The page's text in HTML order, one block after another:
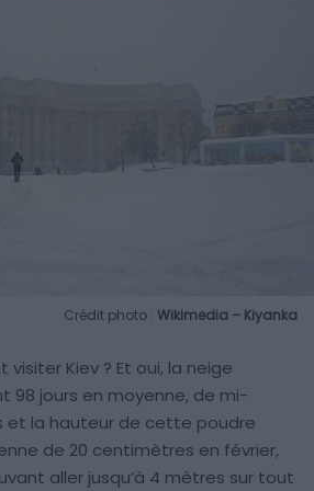
Crédit photo : Wikimedia – Kiyanka
visiter Kiev ? Et oui, la neige
98 jours en moyenne, de mi-
et la hauteur de cette poudre
de 20 centimètres en février,
aller jusqu’à 4 mètres sur tout